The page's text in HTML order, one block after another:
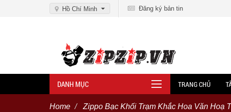
Hồ Chí Minh Đăng ký bản tin
DANH MỤC TRANG CHỦ
Home Zippo Bạc Khối Trạm Khắc Hoa Văn Hoạ